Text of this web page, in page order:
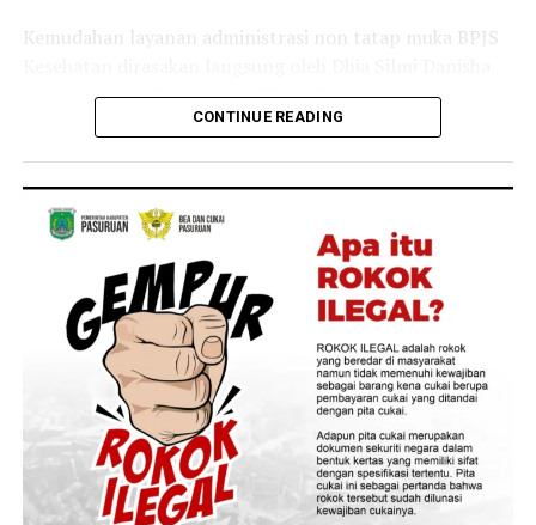
ringan, seperti batuk dan pilek.
“Keluarga saya juga merasakan langsung manfaat
Program JKN. Saat mengalami keluhan ringan seperti
batuk atau pilek, kami dapat segera memeriksakan diri
dan memperoleh pelayanan kesehatan yang dibutuhkan.
Kehadiran Program JKN membuat kami merasa lebih
tenang karena tidak perlu khawatir terhadap biaya saat
membutuhkan pengobatan,” tuturnya.
Pengalamannya melayani pasien sekaligus merasakan
manfaat JKN sebagai peserta membuatnya semakin
yakin bahwa Program JKN memiliki peran penting
dalam memberikan perlindungan kesehatan bagi
masyarakat.
Kemudahan layanan administrasi non tatap muka BPJS
(22), peserta JKN asal Desa Tegal Besar, Kecamatan
Kaliwates, Kabupaten Jember.
membantunya mengurus kebutuhan administrasi
kepesertaan secara praktis tanpa harus datang ke
Kantor BPJS Kesehatan.
“Saya baru tahu kalau banyak layanan administrasi JKN
ternyata bisa diakses lewat Aplikasi Mobile JKN setelah
dijelaskan oleh petugas BPJS Keliling. Sejak itu saya lebih
sering menggunakan aplikasi karena lebih praktis. Dari
rumah saya bisa mengecek kepesertaan, mengubah data,
sampai mengganti fasilitas kesehatan tanpa harus
datang ke kantor. Aplikasinya juga mudah dipahami, jadi
semua proses terasa cepat,” ujar Dhia, Jumat, 31 Juli
CONTINUE READING